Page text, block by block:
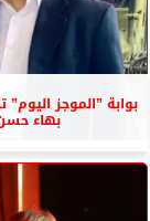
بوابة ”الموجز
بهاء